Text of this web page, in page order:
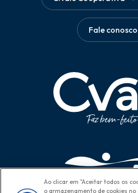
Fale conosco
Ao clicar em "Aceitar todos os
o armazenamento de cookies